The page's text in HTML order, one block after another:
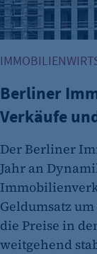
Zweck:
Opt-In
Tracking
"no" - 50
Name:
Anbieter:
CMS
Berliner
Verkäufe
Der Berliner
Jahr an
Geldumsatz
die Preise in
weitgehend